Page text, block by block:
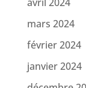
mars 2024
février 2024
janvier 2024